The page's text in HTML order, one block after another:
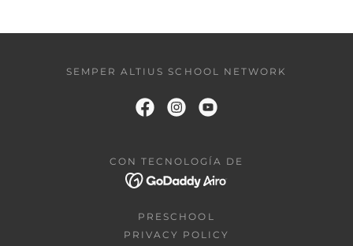
SEMPER ALTIUS SCHOOL NETWORK
CON TECNOLOGÍA DE
PRESCHOOL
PRIVACY POLICY